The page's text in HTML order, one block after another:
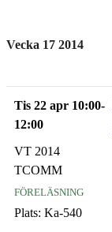
Vecka 17 2014
Tis 22 apr 10:00-
12:00
VT 2014
TCOMM
föreläsning
Plats: Ka-540